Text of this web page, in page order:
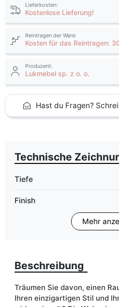
Lieferkosten:
Kostenlose Lieferung!
Reintragen der Ware:
Kosten für das Reintragen:
Produzent:
Lukmebel sp. z o. o.
Hast du Fragen?
Technische
Tiefe
Finish
ean13
Liefertermin:
Aufgrund des
Mehr
Beschreibung
Träumen Sie davon, einen
Ihren einzigartigen Stil und